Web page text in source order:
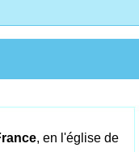
, en l'église de